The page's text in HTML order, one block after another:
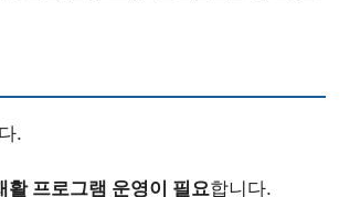
.
활 프로그램 운영이 필요합니다.